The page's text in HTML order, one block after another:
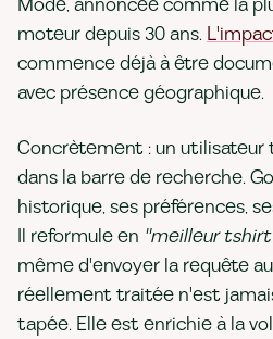
moteur depuis 30 ans.
commence déjà à être
avec présence géographique.
Concrètement : un utilisateur
dans la barre de recherche.
historique, ses préférences,
Il reformule en "meilleur
même d'envoyer la requête
réellement traitée n'est
tapée. Elle est enrichie à la